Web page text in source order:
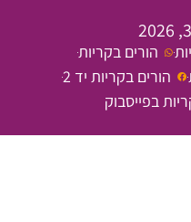
הורים בקריות
הורים בקריות יד 2
בפייסבוק